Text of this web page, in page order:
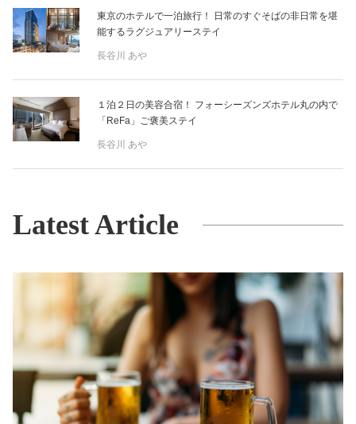
東京のホテルで一泊旅行！ 日常のすぐそばの非日常を堪
能するラグジュアリーステイ
長谷川 あや
１泊２日の美容合宿！ フォーシーズンズホテル丸の内で
「ReFa」ご褒美ステイ
長谷川 あや
Latest Article